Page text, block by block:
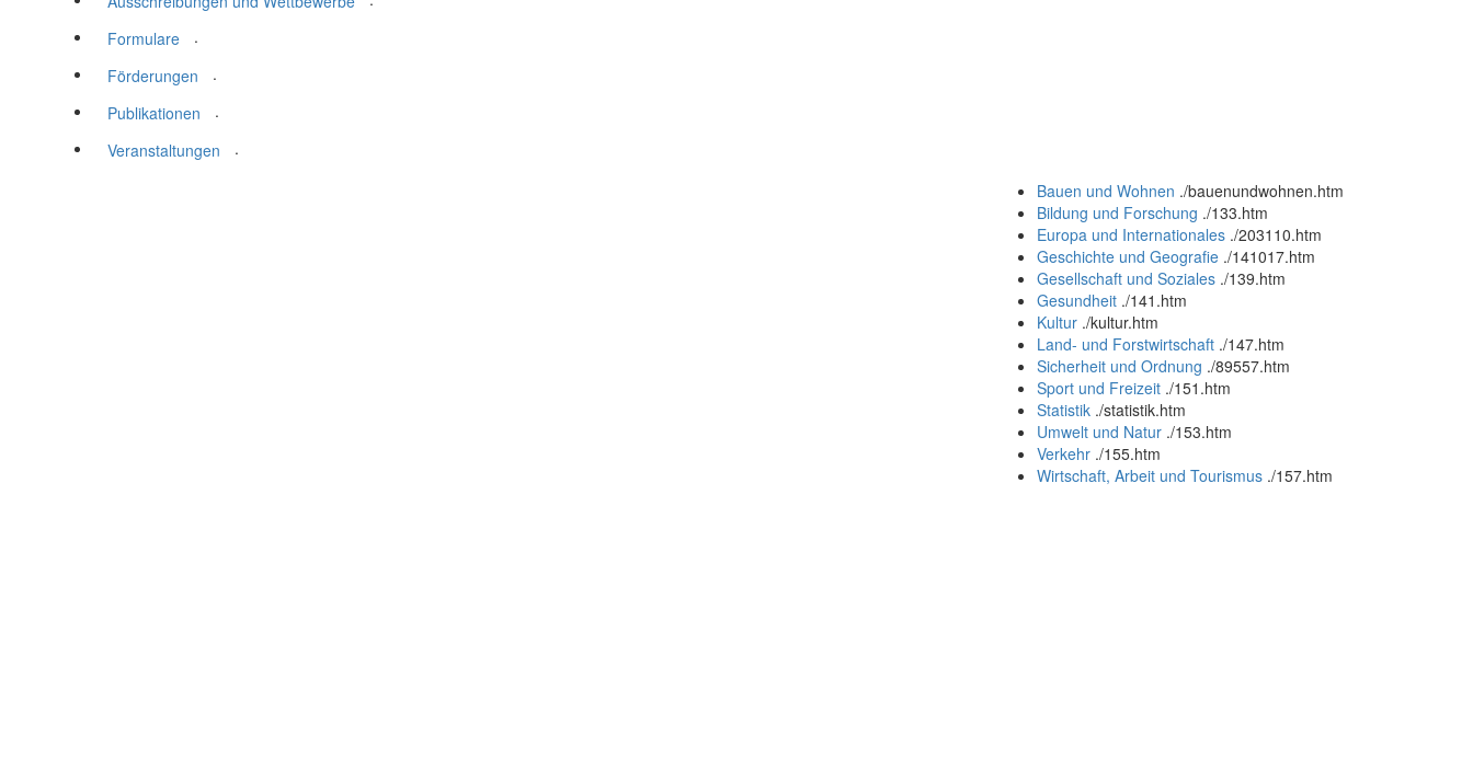
Formulare
.
Förderungen
.
Publikationen
.
Veranstaltungen
.
Bauen und Wohnen ./bauenundwohnen.htm
Bildung und Forschung ./133.htm
Europa und Internationales ./203110.htm
Geschichte und Geografie ./141017.htm
Gesellschaft und Soziales ./139.htm
Gesundheit ./141.htm
Kultur ./kultur.htm
Land- und Forstwirtschaft ./147.htm
Sicherheit und Ordnung ./89557.htm
Sport und Freizeit ./151.htm
Statistik ./statistik.htm
Umwelt und Natur ./153.htm
Verkehr ./155.htm
Wirtschaft, Arbeit und Tourismus ./157.htm